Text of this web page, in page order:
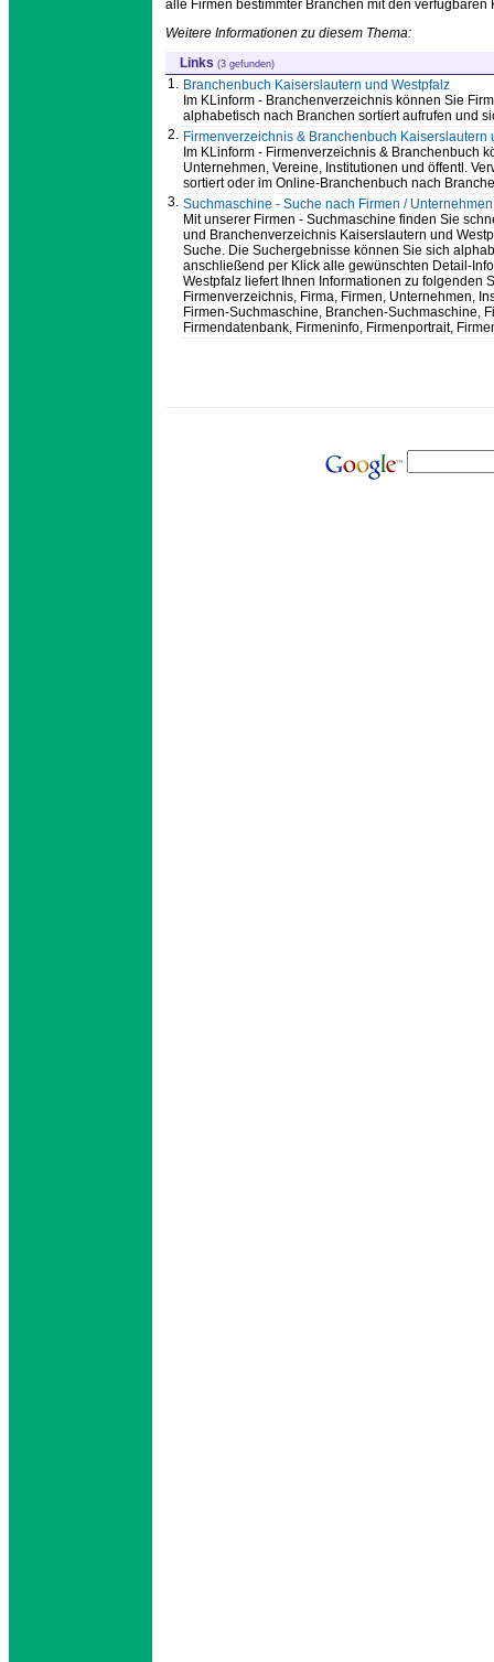
alle Firmen bestimmter Branchen mit den
Weitere Informationen zu diesem Thema:
Links (3 gefunden)
1. Branchenbuch Kaiserslautern und Westpfalz
Im KLinform - Branchenverzeichnis können Sie
alphabetisch nach Branchen sortiert aufrufen und
2. Firmenverzeichnis & Branchenbuch Kaiserslautern
Im KLinform - Firmenverzeichnis & Branchenbuch
Unternehmen, Vereine, Institutionen und öffentl.
sortiert oder im Online-Branchenbuch nach
3. Suchmaschine - Suche nach Firmen /
Mit unserer Firmen - Suchmaschine finden Sie
und Branchenverzeichnis Kaiserslautern und
Suche. Die Suchergebnisse können Sie sich
anschließend per Klick alle gewünschten Detail-
Westpfalz liefert Ihnen Informationen zu folgenden
Firmenverzeichnis, Firma, Firmen, Unternehmen,
Firmen-Suchmaschine, Branchen-Suchmaschine,
Firmendatenbank, Firmeninfo, Firmenportrait,